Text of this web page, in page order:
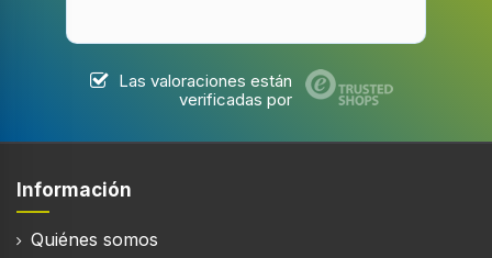
Las valoraciones están
verificadas por
Información
Quiénes somos